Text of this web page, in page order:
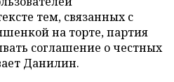
тем, связанных с
на торте, партия
соглашение о честных
Данилин.